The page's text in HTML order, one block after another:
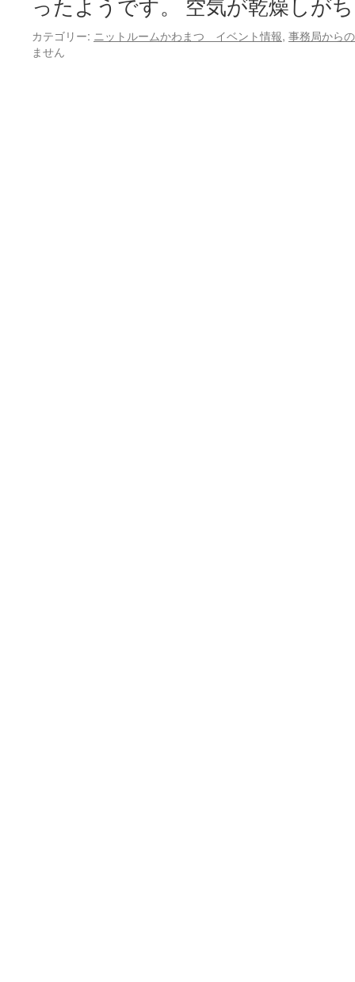
ったようです。 空気が乾燥しが
カテゴリー: ニットルームかわまつ イベント情報, 事務局から
ません